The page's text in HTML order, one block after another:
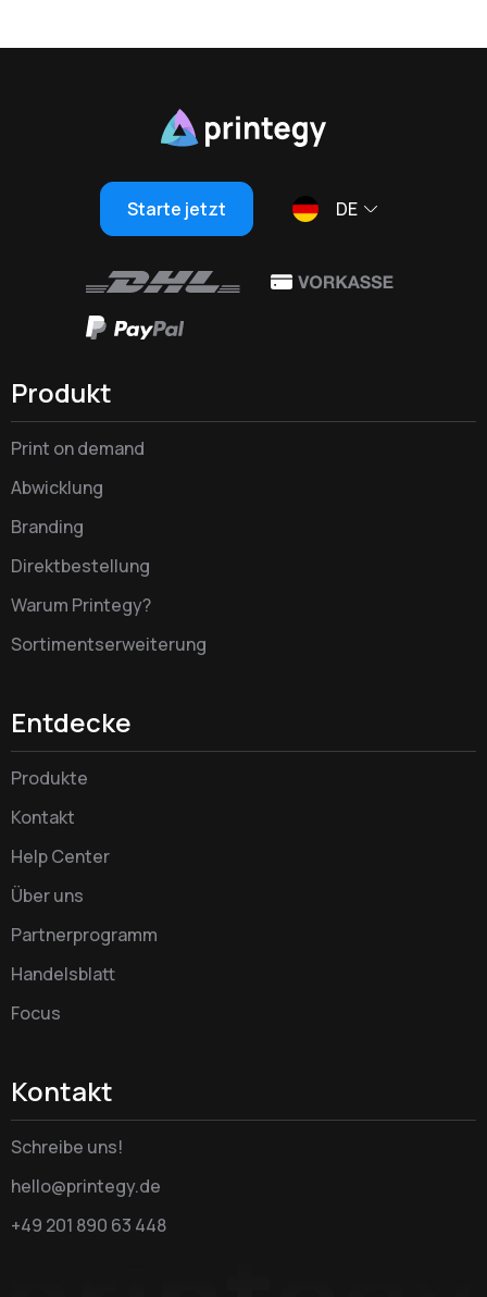
Starte jetzt DE
Produkt
Print on demand
Abwicklung
Branding
Direktbestellung
Warum Printegy?
Sortimentserweiterung
Entdecke
Produkte
Kontakt
Help Center
Über uns
Partnerprogramm
Handelsblatt
Focus
Kontakt
Schreibe uns!
hello@printegy.de
+49 201 890 63 448